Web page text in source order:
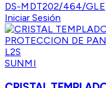
DS-MDT202/464/GLE
Iniciar Sesión
SUNMI